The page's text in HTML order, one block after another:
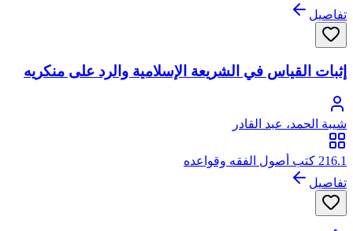
تفاصيل
إثبات القياس في الشريعة الإسلامية والرد على منكريه
شيبة الحمد، عبد القادر
216.1 كتب أصول الفقه وقواعده
تفاصيل